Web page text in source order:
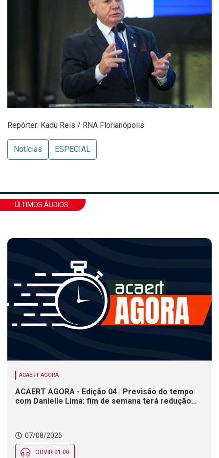
Repórter: Kadu Reis / RNA Florianópolis
Notícias ESPECIAL
ÚLTIMOS ÁUDIOS
ACAERT AGORA
ACAERT AGORA - Edição 04 | Previsão do tempo
com Danielle Lima: fim de semana terá redução
07/08/2026
OUVIR 01:00